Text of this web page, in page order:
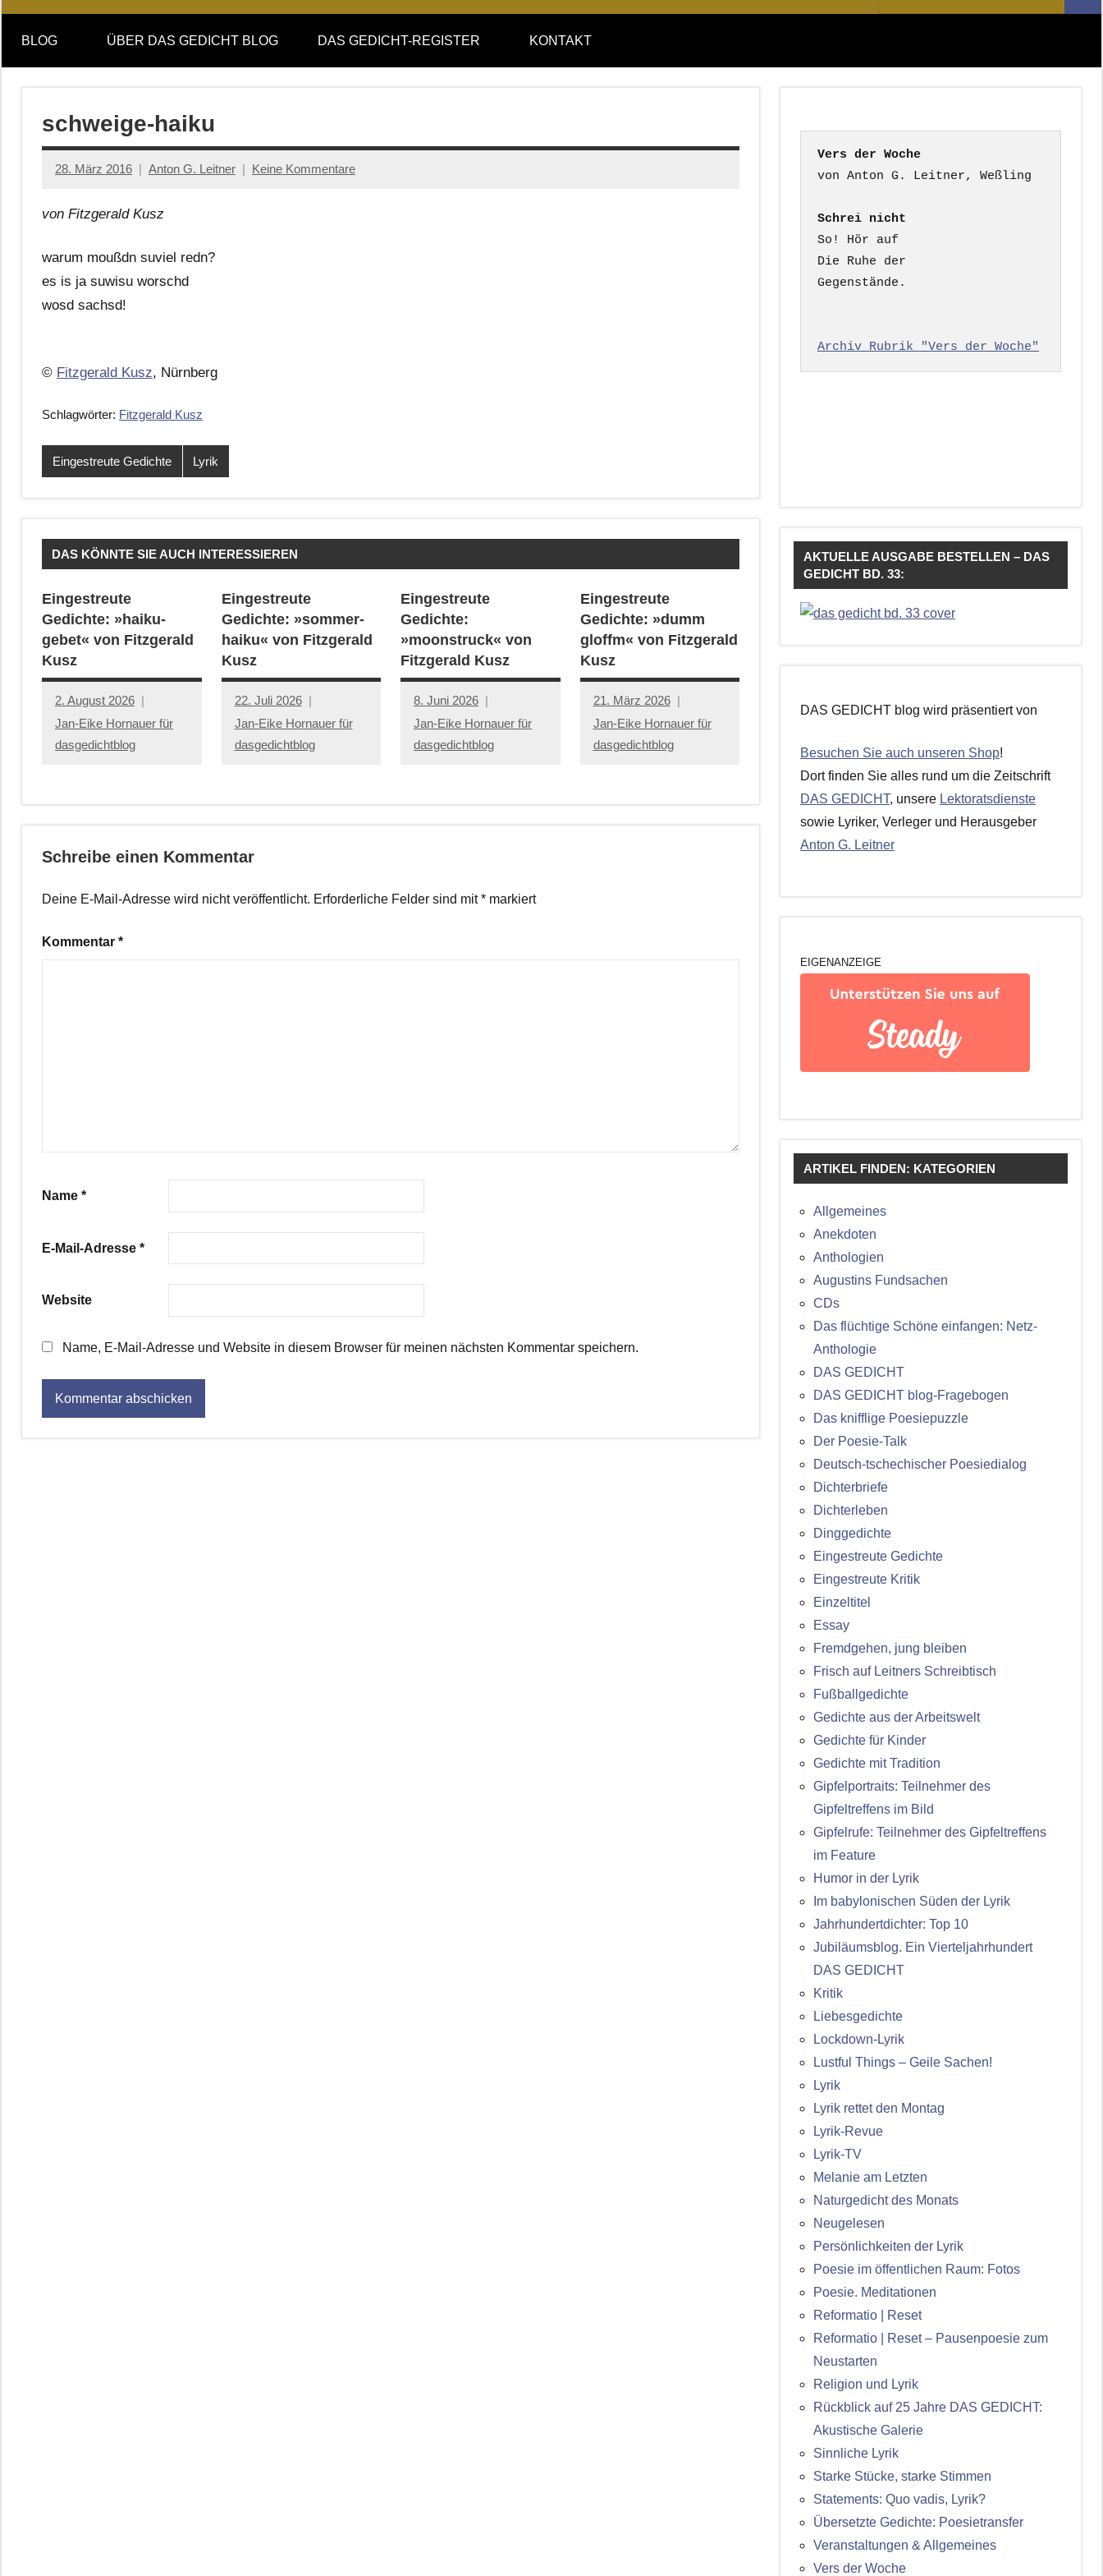
DAS
GEDICHT
blog
DAS
GEDICHT.
nach:
BLOG ÜBER DAS GEDICHT BLOG DAS GEDICHT-REGISTER KONTAKT
schweige-haiku
28. März 2016 Anton G. Leitner Keine Kommentare
von Fitzgerald Kusz
warum moußdn suviel redn?
es is ja suwisu worschd
wosd sachsd!
© Fitzgerald Kusz, Nürnberg
Schlagwörter: Fitzgerald Kusz
Eingestreute Gedichte Lyrik
DAS KÖNNTE SIE AUCH INTERESSIEREN
Eingestreute
Gedichte: »haiku-
gebet« von Fitzgerald
Kusz
2. August 2026
Jan-Eike Hornauer für
dasgedichtblog
Eingestreute
Gedichte: »sommer-
haiku« von Fitzgerald
Kusz
22. Juli 2026
Jan-Eike Hornauer für
dasgedichtblog
Eingestreute
Gedichte:
»moonstruck« von
Fitzgerald Kusz
8. Juni 2026
Jan-Eike Hornauer für
dasgedichtblog
Eingestreute
Gedichte: »dumm
gloffm« von Fitzgerald
Kusz
21. März 2026
Jan-Eike Hornauer für
dasgedichtblog
Schreibe einen Kommentar
Deine E-Mail-Adresse wird nicht veröffentlicht. Erforderliche Felder sind mit* markiert
Kommentar *
Name *
E-Mail-Adresse *
Website
Name, E-Mail-Adresse und Website in diesem Browser für meinen nächsten Kommentar speichern.
Vers der Woche
Schrei nicht
So! Hör auf
Die Ruhe der
Gegenstände.
Archiv Rubrik "Vers der Woche"
AKTUELLE AUSGABE BESTELLEN – DAS
GEDICHT BD. 33:
DAS GEDICHT blog wird präsentiert von
Besuchen Sie auch unseren Shop!
Dort finden Sie alles rund um die Zeitschrift
DAS GEDICHT, unsere Lektoratsdienste
sowie Lyriker, Verleger und Herausgeber
Anton G. Leitner
EIGENANZEIGE
ARTIKEL FINDEN: KATEGORIEN
Allgemeines
Anekdoten
Anthologien
Augustins Fundsachen
CDs
Das flüchtige Schöne einfangen: Netz-
Anthologie
DAS GEDICHT
DAS GEDICHT blog-Fragebogen
Das knifflige Poesiepuzzle
Der Poesie-Talk
Deutsch-tschechischer Poesiedialog
Dichterbriefe
Dichterleben
Dinggedichte
Eingestreute Gedichte
Eingestreute Kritik
Einzeltitel
Essay
Fremdgehen, jung bleiben
Frisch auf Leitners Schreibtisch
Fußballgedichte
Gedichte aus der Arbeitswelt
Gedichte für Kinder
Gedichte mit Tradition
Gipfelportraits: Teilnehmer des
Gipfeltreffens im Bild
Gipfelrufe: Teilnehmer des Gipfeltreffens
im Feature
Humor in der Lyrik
Im babylonischen Süden der Lyrik
Jahrhundertdichter: Top 10
Jubiläumsblog. Ein Vierteljahrhundert
DAS GEDICHT
Kritik
Liebesgedichte
Lockdown-Lyrik
Lustful Things – Geile Sachen!
Lyrik
Lyrik rettet den Montag
Lyrik-Revue
Lyrik-TV
Melanie am Letzten
Naturgedicht des Monats
Neugelesen
Persönlichkeiten der Lyrik
Poesie im öffentlichen Raum: Fotos
Poesie. Meditationen
Reformatio | Reset
Reformatio | Reset – Pausenpoesie zum
Neustarten
Religion und Lyrik
Rückblick auf 25 Jahre DAS GEDICHT:
Akustische Galerie
Sinnliche Lyrik
Starke Stücke, starke Stimmen
Statements: Quo vadis, Lyrik?
Übersetzte Gedichte: Poesietransfer
Veranstaltungen & Allgemeines
Vers der Woche